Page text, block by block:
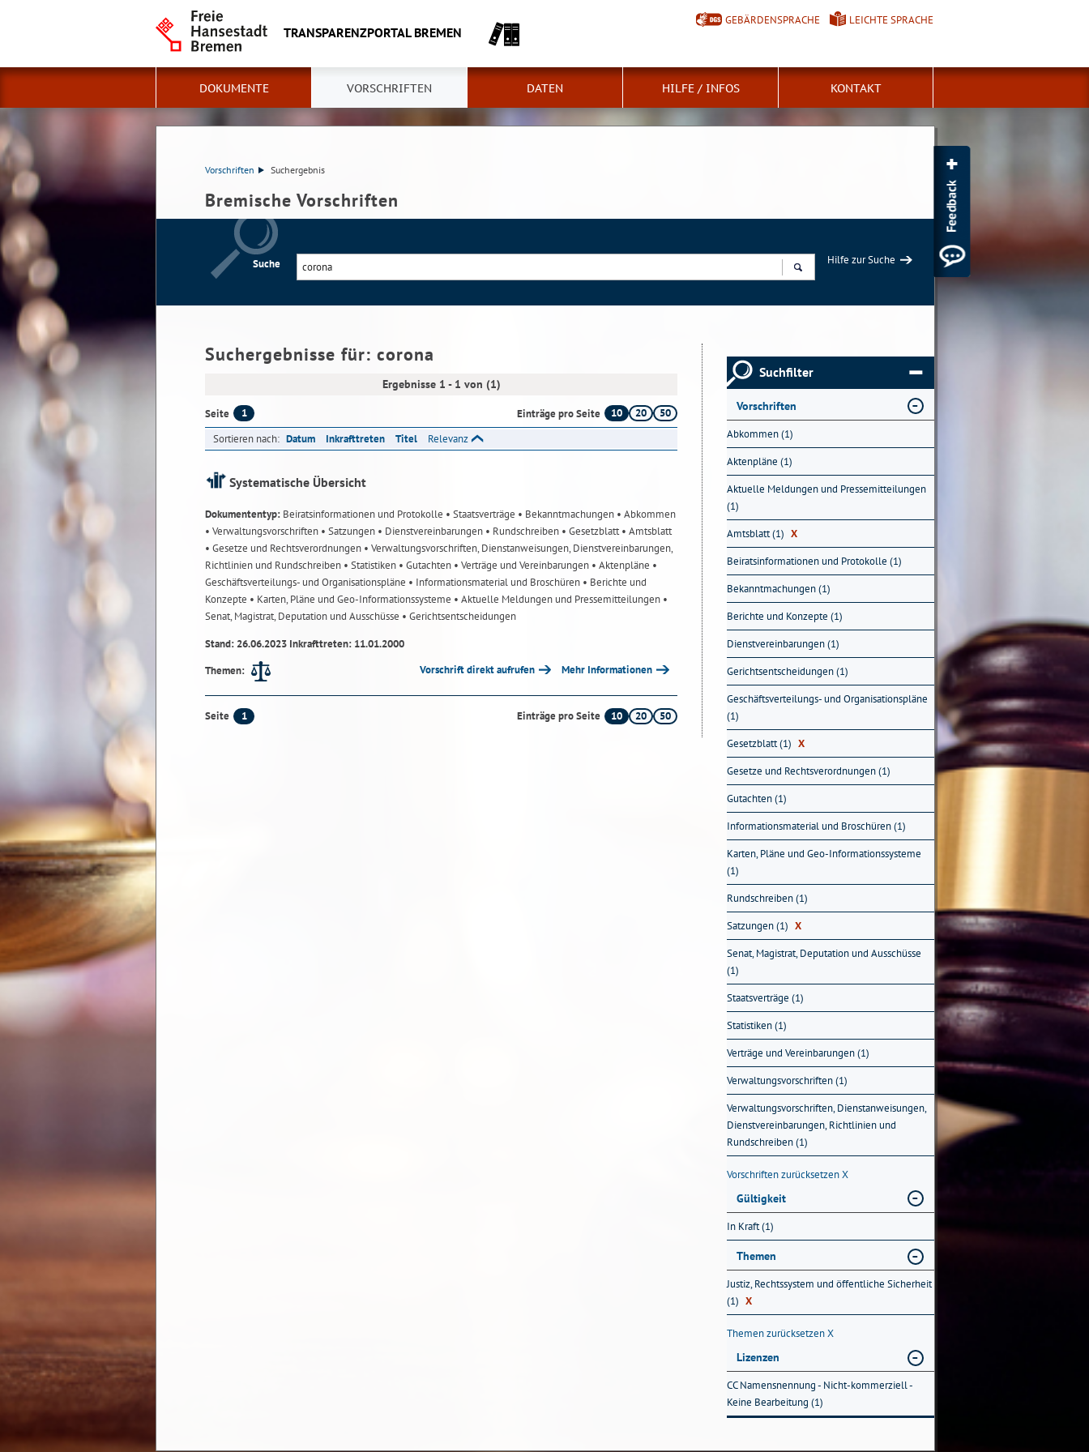
TRANSPARENZPORTAL BREMEN
GEBÄRDENSPRACHE LEICHTE SPRACHE
DOKUMENTE VORSCHRIFTEN DATEN HILFE / INFOS KONTAKT
Vorschriften Suchergebnis
Bremische Vorschriften
Suche
Hilfe zur Suche
Suchergebnisse für: corona
Ergebnisse 1 - 1 von (1)
Seite 1 Einträge pro Seite 10 20
50
Sortieren nach: Datum Inkrafttreten Titel Relevanz
Systematische Übersicht
Dokumententyp: Beiratsinformationen und Protokolle • Staatsverträge • Bekanntmachungen • Abkommen
• Verwaltungsvorschriften • Satzungen • Dienstvereinbarungen • Rundschreiben • Gesetzblatt• Amtsblatt
• Gesetze und Rechtsverordnungen • Verwaltungsvorschriften, Dienstanweisungen, Dienstvereinbarungen,
Richtlinien und Rundschreiben • Statistiken • Gutachten • Verträge und Vereinbarungen • Aktenpläne •
Geschäftsverteilungs- und Organisationspläne • Informationsmaterial und Broschüren • Berichte und
Konzepte • Karten, Pläne und Geo-Informationssysteme • Aktuelle Meldungen und Pressemitteilungen •
Senat, Magistrat, Deputation und Ausschüsse • Gerichtsentscheidungen
Stand: 26.06.2023 Inkrafttreten: 11.01.2000
Themen:
Vorschrift direkt aufrufen Mehr Informationen
Seite 1 Einträge pro Seite 10 20 50
Suchfilter
Vorschriften
Abkommen (1)
Aktenpläne (1)
Aktuelle Meldungen und Pressemitteilungen
(1)
Amtsblatt (1) X
Beiratsinformationen und Protokolle (1)
Bekanntmachungen (1)
Berichte und Konzepte (1)
Dienstvereinbarungen (1)
Gerichtsentscheidungen (1)
Geschäftsverteilungs- und Organisationspläne
(1)
Gesetzblatt (1) X
Gesetze und Rechtsverordnungen (1)
Gutachten (1)
Informationsmaterial und Broschüren (1)
Karten, Pläne und Geo-Informationssysteme
(1)
Rundschreiben (1)
Satzungen (1) X
Senat, Magistrat, Deputation und Ausschüsse
(1)
Staatsverträge (1)
Statistiken (1)
Verträge und Vereinbarungen (1)
Verwaltungsvorschriften (1)
Verwaltungsvorschriften, Dienstanweisungen,
Dienstvereinbarungen, Richtlinien und
Rundschreiben (1)
Vorschriften zurücksetzenX
Gültigkeit
In Kraft (1)
Themen
Justiz, Rechtssystem und öffentliche Sicherheit
(1) X
Themen zurücksetzenX
Lizenzen
CC Namensnennung - Nicht-kommerziell -
Keine Bearbeitung (1)